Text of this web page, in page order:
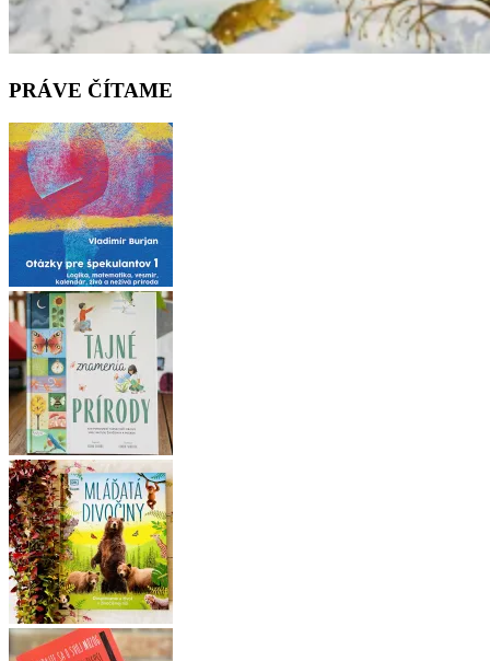
PRÁVE ČÍTAME